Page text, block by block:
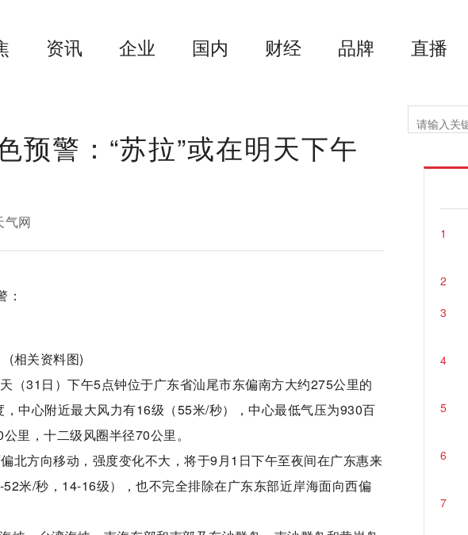
资讯 企业 国内 财经 品牌 直播
预警：“苏拉”或在明天下午
气网
(相关资料图)
（31日）下午5点钟位于广东省汕尾市东偏南方大约275公里的
中心附近最大风力有16级（55米/秒），中心最低气压为930百
里，十二级风圈半径70公里。
北方向移动，强度变化不大，将于9月1日下午至夜间在广东惠来
米/秒，14-16级），也不完全排除在广东东部近岸海面向西偏
1
2
3
4
5
6
7